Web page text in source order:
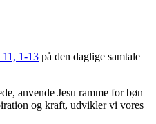
1-13 på den daglige samtale
anvende Jesu ramme for bøn
og kraft, udvikler vi vores